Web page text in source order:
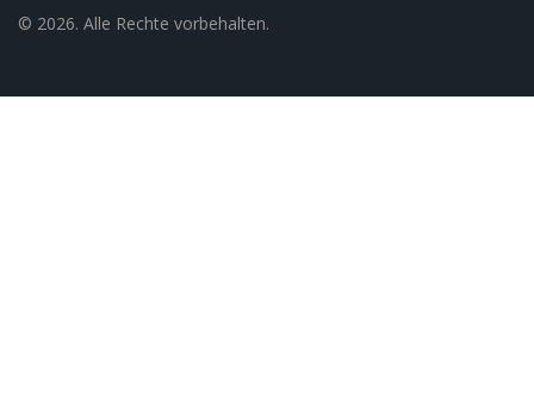
© 2026. Alle Rechte vorbehalten.